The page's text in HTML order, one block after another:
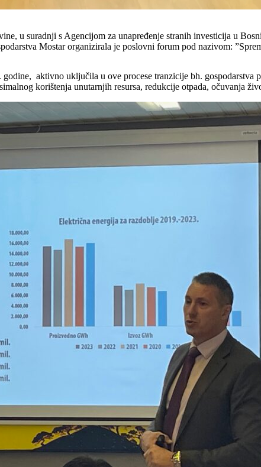
u suradnji s Agencijom za unapređenje stranih investicija u
Mostar organizirala je poslovni forum pod nazivom:
aktivno uključila u ove procese tranzicije bh. gospodarstva
korištenja unutarnjih resursa, redukcije otpada, očuvanja